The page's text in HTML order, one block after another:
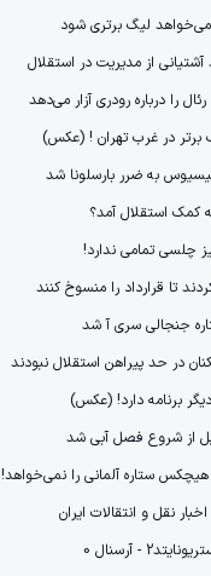
لیگ برتری شود
از مدیریت در استقلال
را درباره رودری آزار می‌دهد
برتر در غرب تهران ! (عکس)
به ضرر بارسلونا شد
کمک استقلال آمد؟
چلسی تمامی ندارد!
تا قرارداد را منسوخ کنند
جنجالی سری آ شد
در حد پیراهن استقلال نبودند
از شروع فصل آبی شد
ستاره آلمانی را نمی‌خواهد!
نقل و انتقالات ایران
- آرسنال 0